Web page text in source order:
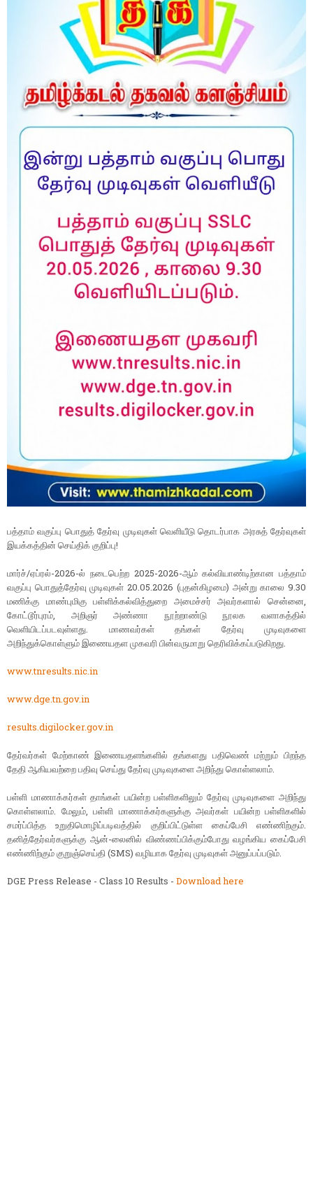
பத்தாம் வகுப்பு பொதுத் தேர்வு முடிவுகள் வெளியீடு தொடர்பாக அரசுத் தேர்வுகள்
இயக்கத்தின் செய்திக் குறிப்பு!
மார்ச்/ஏப்ரல்-2026-ல் நடைபெற்ற 2025-2026-ஆம் கல்வியாண்டிற்கான பத்தாம்
வகுப்பு பொதுத்தேர்வு முடிவுகள் 20.05.2026 (புதன்கிழமை) அன்று காலை 9.30
மணிக்கு மாண்புமிகு பள்ளிக்கல்வித்துறை அமைச்சர் அவர்களால் சென்னை,
கோட்டூர்புரம், அறிஞர் அண்ணா நூற்றாண்டு நூலக வளாகத்தில்
வெளியிடப்படவுள்ளது. மாணவர்கள் தங்கள் தேர்வு முடிவுகளை
அறிந்துக்கொள்ளும் இணையதள முகவரி பின்வருமாறு தெரிவிக்கப்படுகிறது.
www.tnresults.nic.in
www.dge.tn.gov.in
results.digilocker.gov.in
தேர்வர்கள் மேற்காண் இணையதளங்களில் தங்களது பதிவெண் மற்றும் பிறந்த
தேதி ஆகியவற்றை பதிவு செய்து தேர்வு முடிவுகளை அறிந்து கொள்ளலாம்.
பள்ளி மாணாக்கர்கள் தாங்கள் பயின்ற பள்ளிகளிலும் தேர்வு முடிவுகளை அறிந்து
கொள்ளலாம். மேலும், பள்ளி மாணாக்கர்களுக்கு அவர்கள் பயின்ற பள்ளிகளில்
சமர்ப்பித்த உறுதிமொழிப்படிவத்தில் குறிப்பிட்டுள்ள கைப்பேசி எண்ணிற்கும்.
தனித்தேர்வர்களுக்கு ஆன்-லைனில் விண்ணப்பிக்கும்போது வழங்கிய கைப்பேசி
எண்ணிற்கும் குறுஞ்செய்தி (SMS) வழியாக தேர்வு முடிவுகள் அனுப்பப்படும்.
DGE Press Release - Class 10 Results - Download here